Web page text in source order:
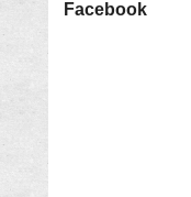
Facebook